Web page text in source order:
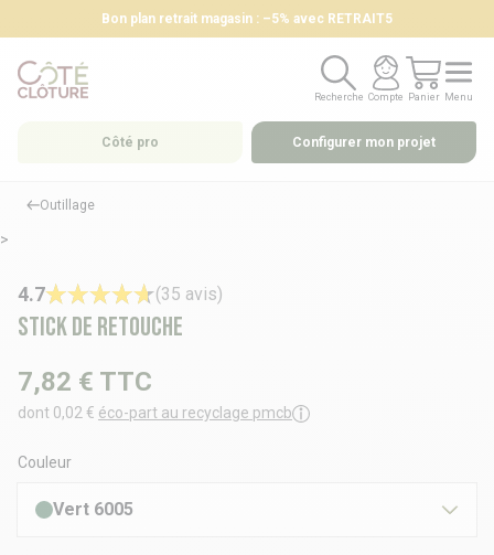
Bon plan retrait magasin : –5% avec RETRAIT5
Recherche
Recherche
Compte
Compte
Panier
Panier
Menu
Menu
Côté pro Configurer mon projet
Outillage
Stick de retouche
4.7 (35 avis)
>
7,82 € TTC
dont 0,02 € éco-part au recyclage pmcb
Couleur
Vert 6005